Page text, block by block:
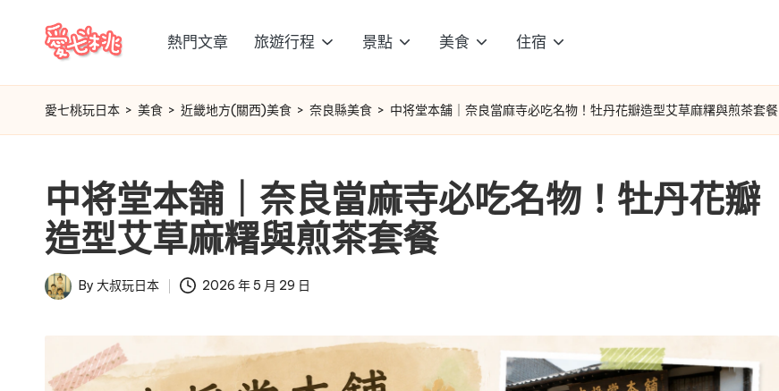
content愛
七
玩
日
本
熱門文章 旅遊行程 景點 美食 住宿
愛七桃玩日本 > 美食 > 近畿地方(關西)美食 > 奈良縣美食 > 中将堂本舗｜奈良當麻寺必吃名物！牡丹花瓣造型艾草麻糬與煎茶套餐
中将堂本舗｜奈良當麻寺必吃名物！牡丹花瓣
造型艾草麻糬與煎茶套餐
Posted
By 大叔玩日本 2026 年 5 月 29 日